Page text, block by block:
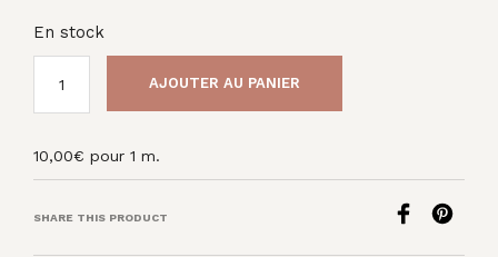
En stock
AJOUTER AU PANIER
10,00€ pour 1 m.
SHARE THIS PRODUCT